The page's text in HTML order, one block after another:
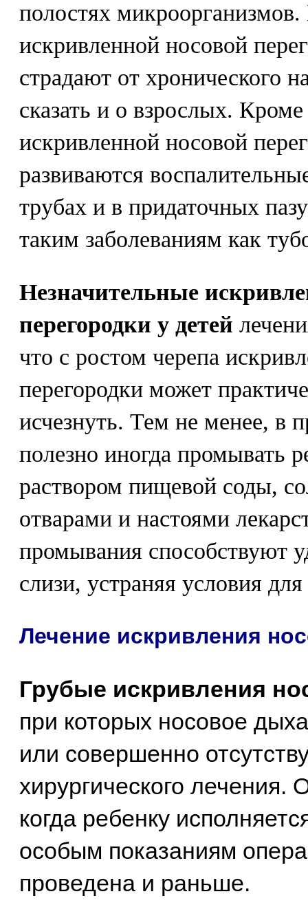
полостях
искривленной носовой
страдают от хронического
сказать и о взрослых. Кроме
искривленной носовой
развиваются
трубах и в придаточных
таким заболеваниям как
Незначительные
перегородки у детей
что с ростом черепа
перегородки может
исчезнуть. Тем не менее, в
полезно иногда промывать
раствором пищевой соды,
отварами и настоями
промывания способствуют
слизи, устраняя условия
Лечение искривления
Грубые искривления
при которых носовое
или совершенно
хирургического лечения.
когда ребенку
особым показаниям
проведена и раньше.